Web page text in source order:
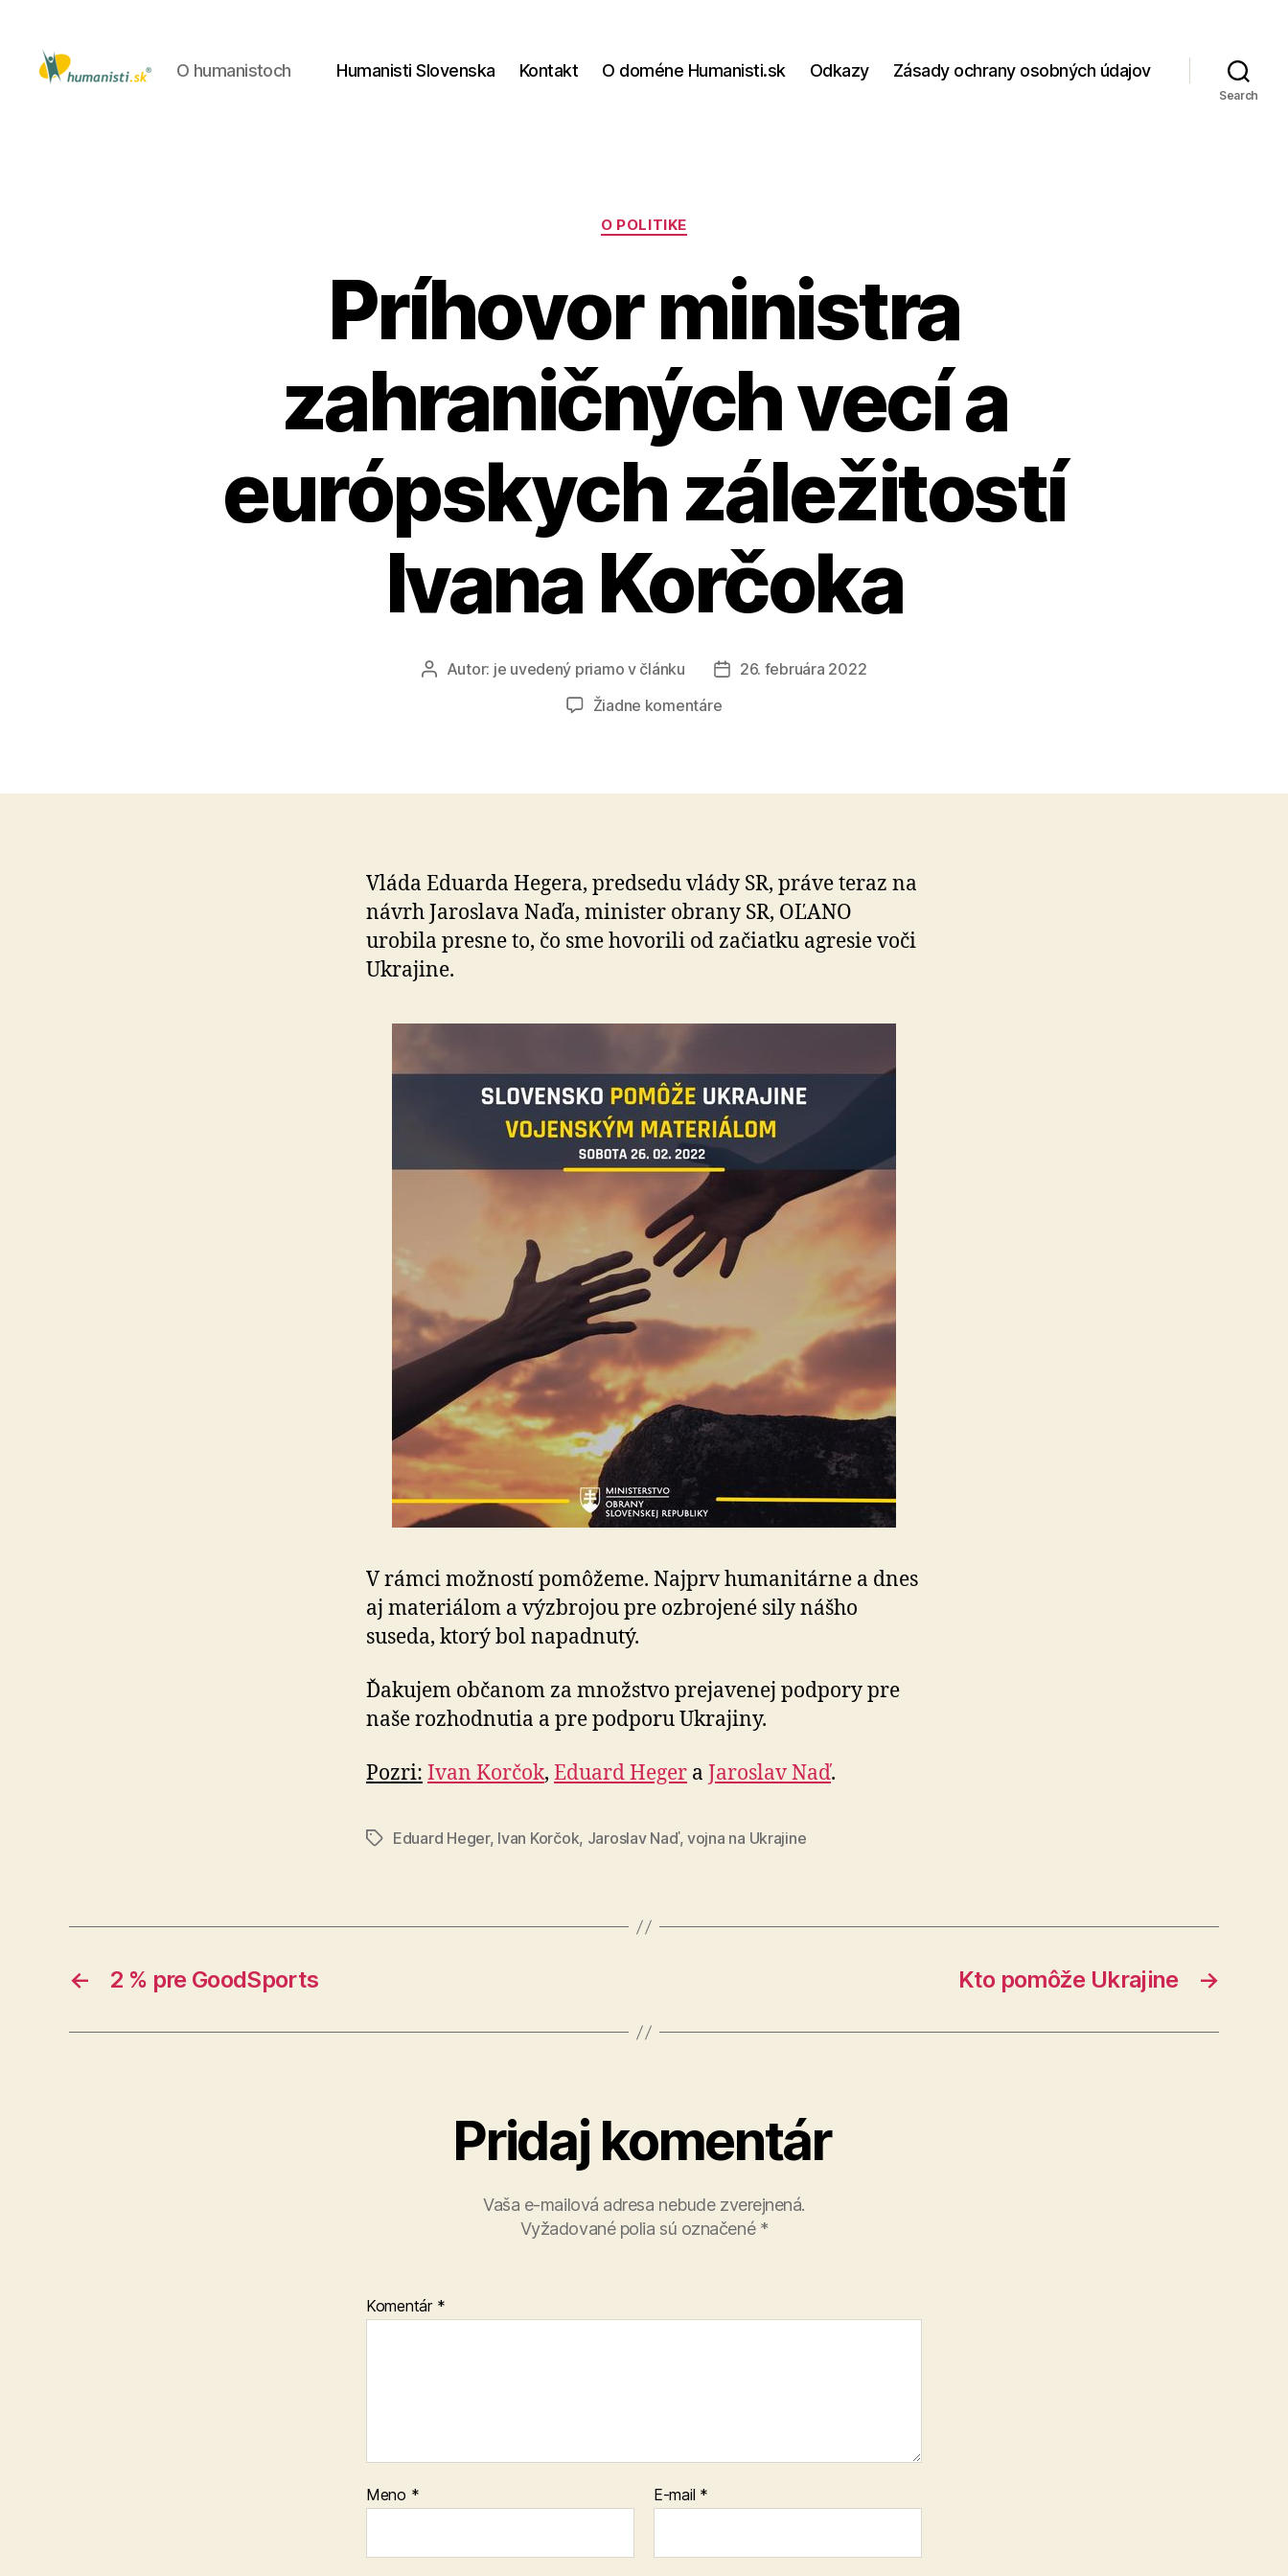
O humanistoch Humanisti Slovenska Kontakt O doméne Humanisti.sk Odkazy Zásady ochrany osobných údajov
Search
Kategórie
O POLITIKE
Príhovor ministra
zahraničných vecí a
európskych záležitostí
Ivana Korčoka
AutorAutor: je uvedený priamo v článku
Dátum
26. februára 2022
Žiadne komentárena
vecí
Ivana
Korčoka
Vláda Eduarda Hegera, predsedu vlády SR, práve teraz na
návrh Jaroslava Naďa, minister obrany SR, OĽANO
urobila presne to, čo sme hovorili od začiatku agresie voči
Ukrajine.
V rámci možností pomôžeme. Najprv humanitárne a dnes
aj materiálom a výzbrojou pre ozbrojené sily nášho
suseda, ktorý bol napadnutý.
Ďakujem občanom za množstvo prejavenej podpory pre
naše rozhodnutia a pre podporu Ukrajiny.
Pozri: Ivan Korčok, Eduard Heger a Jaroslav Naď.
ZnačkyEduard Heger, Ivan Korčok, Jaroslav Naď, vojna na Ukrajine
← 2 % pre GoodSports →
Kto pomôže Ukrajine
Pridaj komentár
Vaša e-mailová adresa nebude zverejnená.
Vyžadované polia sú označené *
Komentár *
Meno * E-mail *